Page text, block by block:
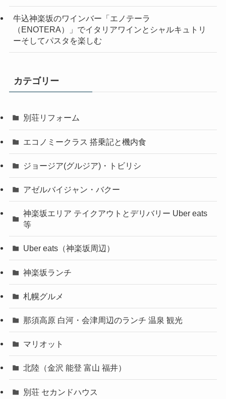
牛込神楽坂のワインバー「エノテーラ
（ENOTERA）」でイタリアワインとシャルキュトリ
ーそしてパスタを楽しむ
カテゴリー
別荘リフォーム
エコノミークラス 搭乗記と機内食
ジョージア(グルジア)・トビリシ
アゼルバイジャン・バクー
神楽坂エリア テイクアウトとデリバリー Uber eats
等
Uber eats（神楽坂周辺）
神楽坂ランチ
札幌グルメ
那須高原 白河・会津周辺のランチ 温泉 観光
マリオット
北陸（金沢 能登 富山 福井）
別荘 セカンドハウス